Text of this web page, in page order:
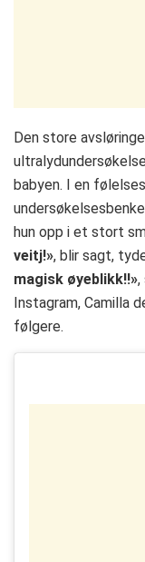
Den store
babyen. I en
hun opp i et stort
veitj!», blir sagt,
magisk øyeblikk!!»,
Instagram, Camilla
følgere.